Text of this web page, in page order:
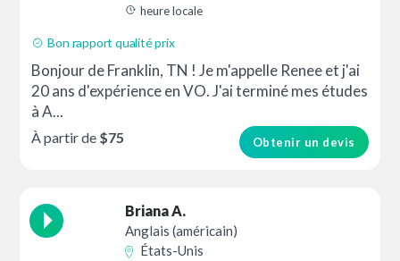
heure locale
Bon rapport qualité prix
Bonjour de Franklin, TN ! Je m'appelle Renee et j'ai
20 ans d'expérience en VO. J'ai terminé mes études
à A...
Obtenir un devis
À partir de $75
Briana A.
Anglais (américain)
États-Unis